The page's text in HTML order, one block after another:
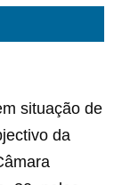
situação de
da